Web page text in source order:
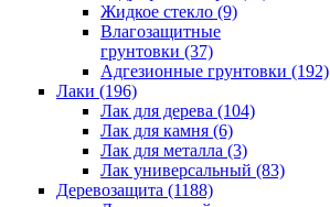
Жидкое стекло (9)
Влагозащитные
грунтовки (37)
Адгезионные грунтовки (192)
Лаки (196)
Лак для дерева (104)
Лак для камня (6)
Лак для металла (3)
Лак универсальный (83)
Деревозащита (1188)